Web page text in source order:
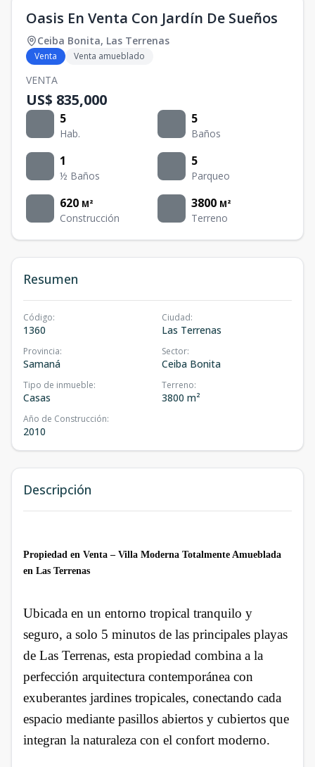
Oasis En Venta Con Jardín De Sueños
Ceiba Bonita, Las Terrenas
Venta Venta amueblado
VENTA
US$ 835,000
5
Hab.
5
Baños
1
½ Baños
5
Parqueo
620 M²
Construcción
3800 M²
Terreno
Resumen
Código:
1360
Ciudad:
Las Terrenas
Provincia:
Samaná
Sector:
Ceiba Bonita
Tipo de inmueble:
Casas
Terreno:
3800 m²
Año de Construcción:
2010
Descripción
Propiedad en Venta – Villa Moderna Totalmente Amueblada
en Las Terrenas
Ubicada en un entorno tropical tranquilo y
seguro, a solo 5 minutos de las principales playas
de Las Terrenas, esta propiedad combina a la
perfección arquitectura contemporánea con
exuberantes jardines tropicales, conectando cada
espacio mediante pasillos abiertos y cubiertos que
integran la naturaleza con el confort moderno.